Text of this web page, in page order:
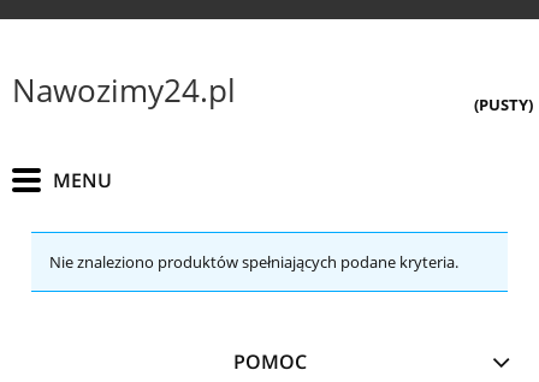
Nawozimy24.pl (PUSTY)
Nie znaleziono produktów spełniających podane kryteria.
POMOC